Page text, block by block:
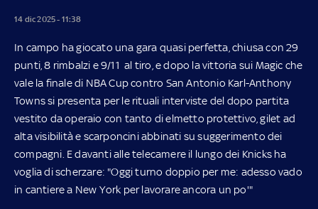
14 dic 2025 - 11:38
In campo ha giocato una gara quasi perfetta, chiusa con 29
punti, 8 rimbalzi e 9/11 al tiro, e dopo la vittoria sui Magic che
vale la finale di NBA Cup contro San Antonio Karl-Anthony
Towns si presenta per le rituali interviste del dopo partita
vestito da operaio con tanto di elmetto protettivo, gilet ad
alta visibilità e scarponcini abbinati su suggerimento dei
compagni. E davanti alle telecamere il lungo dei Knicks ha
voglia di scherzare: "Oggi turno doppio per me: adesso vado
in cantiere a New York per lavorare ancora un po'"